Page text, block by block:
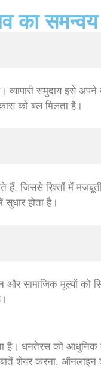
का समन्वय
समुदाय इसे अपने
को बल मिलता है।
हैं, जिससे रिश्तों में
सुधार होता है।
सामाजिक मूल्यों को
धनतेरस को आधुनिक
शेयर करना, ऑनलाइन